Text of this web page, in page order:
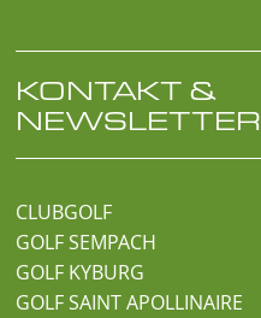
KONTAKT &
NEWSLETTER
CLUBGOLF
GOLF SEMPACH
GOLF KYBURG
GOLF SAINT APOLLINAIRE